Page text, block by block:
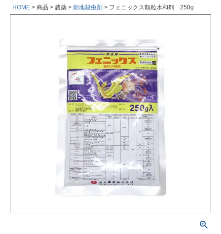
HOME 商品 農薬 畑地殺虫剤 フェニックス顆粒水和剤 250g